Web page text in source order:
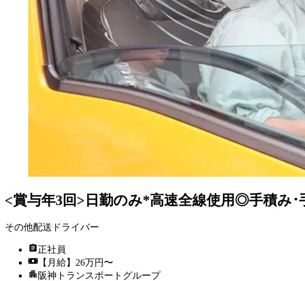
<賞与年3回>日勤のみ*高速全線使用◎手積み･
その他配送ドライバー
正社員
【月給】26万円〜
阪神トランスポートグループ